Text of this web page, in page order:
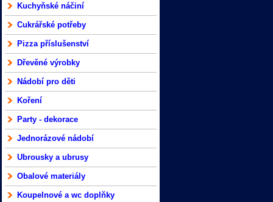
Kuchyňské náčiní
Cukrářské potřeby
Pizza příslušenství
Dřevěné výrobky
Nádobí pro děti
Koření
Party - dekorace
Jednorázové nádobí
Ubrousky a ubrusy
Obalové materiály
Koupelnové a wc doplňky